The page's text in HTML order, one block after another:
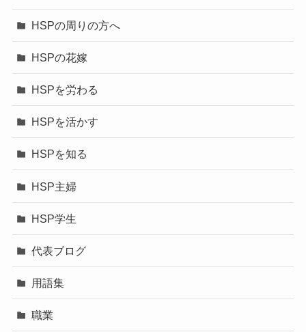
HSPの周りの方へ
HSPの花嫁
HSPを労わる
HSPを活かす
HSPを知る
HSP主婦
HSP学生
代表ブログ
用語集
職業